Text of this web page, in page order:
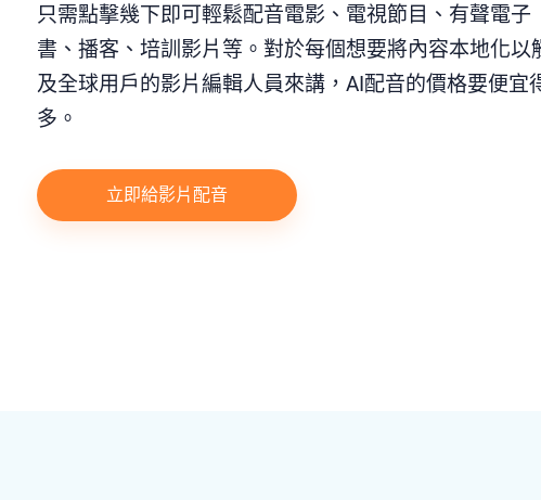
只需點擊幾下即可輕鬆配音電影、電視節目、有聲電子
書、播客、培訓影片等。對於每個想要將內容本地化以
及全球用戶的影片編輯人員來講，AI配音的價格要便宜
多。
立即給影片配音